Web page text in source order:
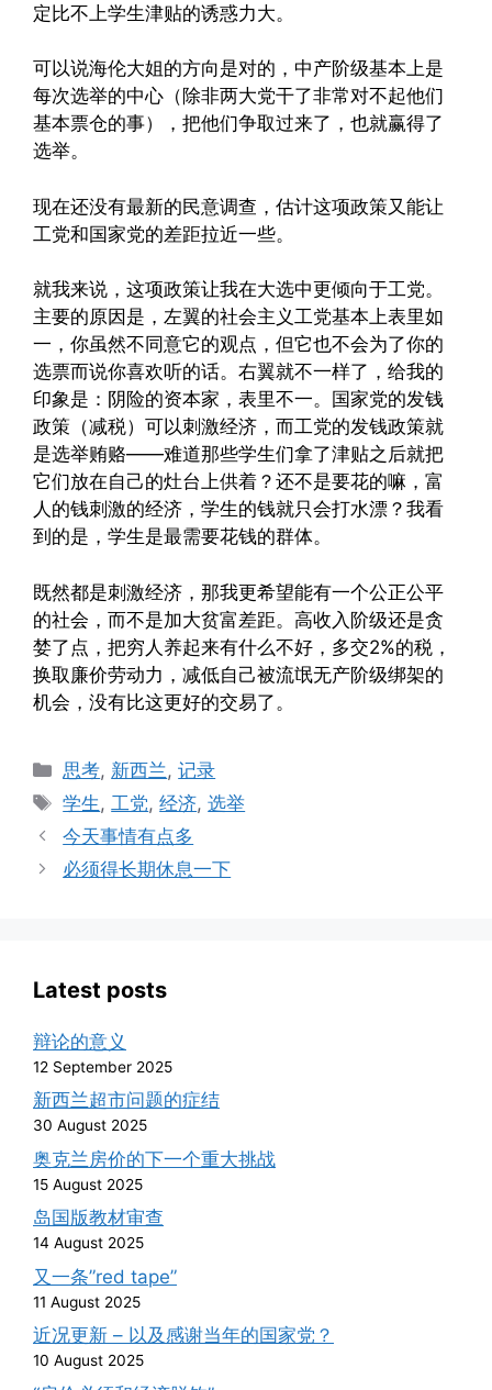
定比不上学生津贴的诱惑力大。
可以说海伦大姐的方向是对的，中产阶级基本上是
每次选举的中心（除非两大党干了非常对不起他们
基本票仓的事），把他们争取过来了，也就赢得了
选举。
现在还没有最新的民意调查，估计这项政策又能让
工党和国家党的差距拉近一些。
就我来说，这项政策让我在大选中更倾向于工党。
主要的原因是，左翼的社会主义工党基本上表里如
一，你虽然不同意它的观点，但它也不会为了你的
选票而说你喜欢听的话。右翼就不一样了，给我的
印象是：阴险的资本家，表里不一。国家党的发钱
政策（减税）可以刺激经济，而工党的发钱政策就
是选举贿赂——难道那些学生们拿了津贴之后就把
它们放在自己的灶台上供着？还不是要花的嘛，富
人的钱刺激的经济，学生的钱就只会打水漂？我看
到的是，学生是最需要花钱的群体。
既然都是刺激经济，那我更希望能有一个公正公平
的社会，而不是加大贫富差距。高收入阶级还是贪
婪了点，把穷人养起来有什么不好，多交2%的税，
换取廉价劳动力，减低自己被流氓无产阶级绑架的
机会，没有比这更好的交易了。
Categories
思考, 新西兰,记录
Tags
学生 , 工党,经济,选举
今天事情有点多
必须得长期休息一下
Latest posts
辩论的意义
12 September 2025
新西兰超市问题的症结
30 August 2025
奥克兰房价的下一个重大挑战
15 August 2025
岛国版教材审查
14 August 2025
又一条”red tape”
11 August 2025
近况更新 – 以及感谢当年的国家党？
10 August 2025